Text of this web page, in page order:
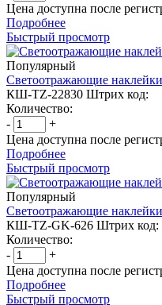
Цена доступна после
Подробнее
Быстрый просмотр
Популярный
Светоотражающие
КШ-TZ-22830 Штрих код:
Количество:
-
+
Цена доступна после
Подробнее
Быстрый просмотр
Популярный
Светоотражающие
КШ-TZ-GK-626 Штрих код:
Количество:
-
+
Цена доступна после
Подробнее
Быстрый просмотр